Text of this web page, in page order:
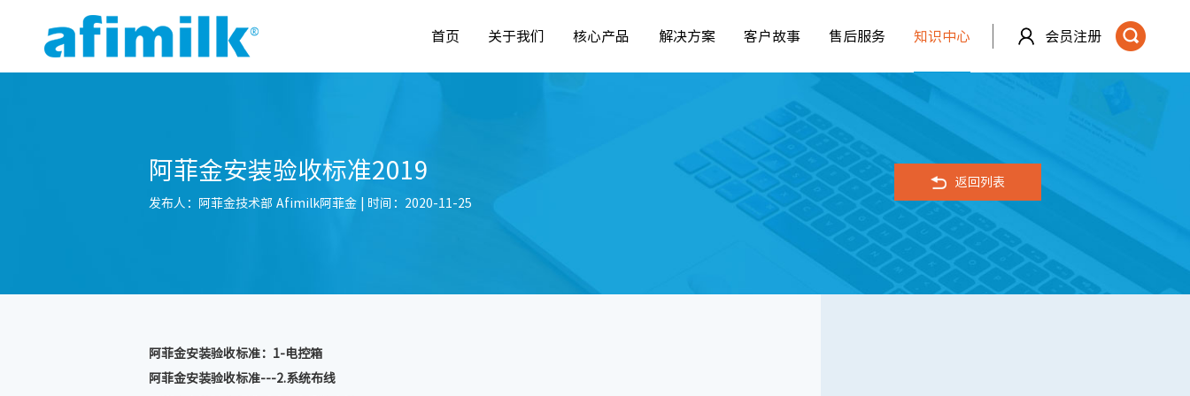
首页 关于我们 核心产品 解决方案 客户故事 售后服务 知识中心 会员注册
返回列表
阿菲金安装验收标准2019
发布人：阿菲金技术部 Afimilk阿菲金 | 时间：2020-11-25
阿菲金安装验收标准：1-电控箱
阿菲金安装验收标准---2.系统布线